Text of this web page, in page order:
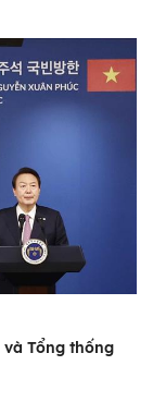
Tổng thống